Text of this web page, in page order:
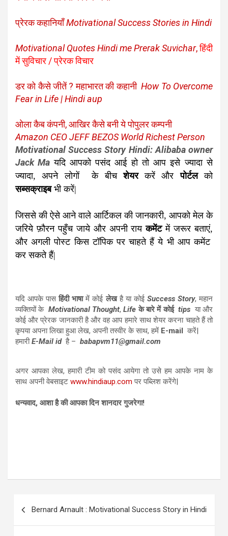
प्रेरक कहानियाँMotivational Success Stories in Hindi
Motivational Quotes Hindi me Prerak Suvichar,हिंदी
में सुविचार / प्रेरक विचार
डर को कैसे जीतें ? महाभारत की कहानीHow To Overcome
Fear in Life | Hindi aup
ओला कैब कंपनी, आखिर कैसे बनी ये पोपुलर कम्पनी
Amazon CEO JEFF BEZOS World Richest Person
Motivational Success Story Hindi: Alibaba owner
Jack Ma यदि आपको पसंद आई हो तो आप इसे ज्यादा से
ज्यादा, अपने लोगों के बीचशेयरकरें औरपोर्टलको
सब्सक्राइब भी करें|
जिससे की ऐसे आने वाले आर्टिकल की जानकारी, आपको मेल के
जरिये फ़ौरन पहुँच जायेऔर अपनी रायकमेंटमें जरूर बताएं,
और अगली पोस्ट किस टॉपिक पर चाहते हैं ये भी आप कमेंट
कर सकते हैं|
यदि आपके पासहिंदी भाषामें कोईलेखहै या कोई Success Story, महान
व्यक्तियों के Motivational Thought,Lifeके बारे में कोईtipsया और
कोई और प्रेरक जानकारी है और वह आप हमारे साथ शेयर करना चाहते हैं तो
कृपया अपना लिखा हुआ लेख, अपनी तस्वीर के साथ, हमें E-mail करें|
हमारीE-Mail idहै – babapvm11@gmail.com
अगर आपका लेख, हमारी टीम को पसंद आयेगा तो उसे हम आपके नाम के
साथ अपनी वेबसाइट www.hindiaup.com पर पब्लिश करेंगे|
धन्यवाद, आशा है की आपका दिन शानदार गुजरेगा!
Bernard Arnault : Motivational Success Story in Hindi